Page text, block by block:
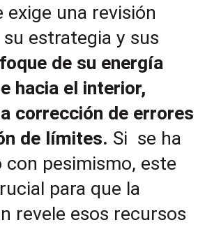
exige una revisión
estrategia y sus
de su energía
hacia el interior,
corrección de errores
de límites. Si  se ha
pesimismo, este
para que la
revele esos recursos